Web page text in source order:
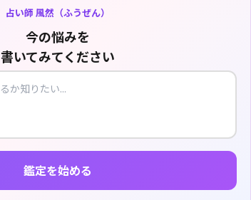
占い師 風然（ふうぜん）
今の悩みを
書いてみてください
鑑定を始める